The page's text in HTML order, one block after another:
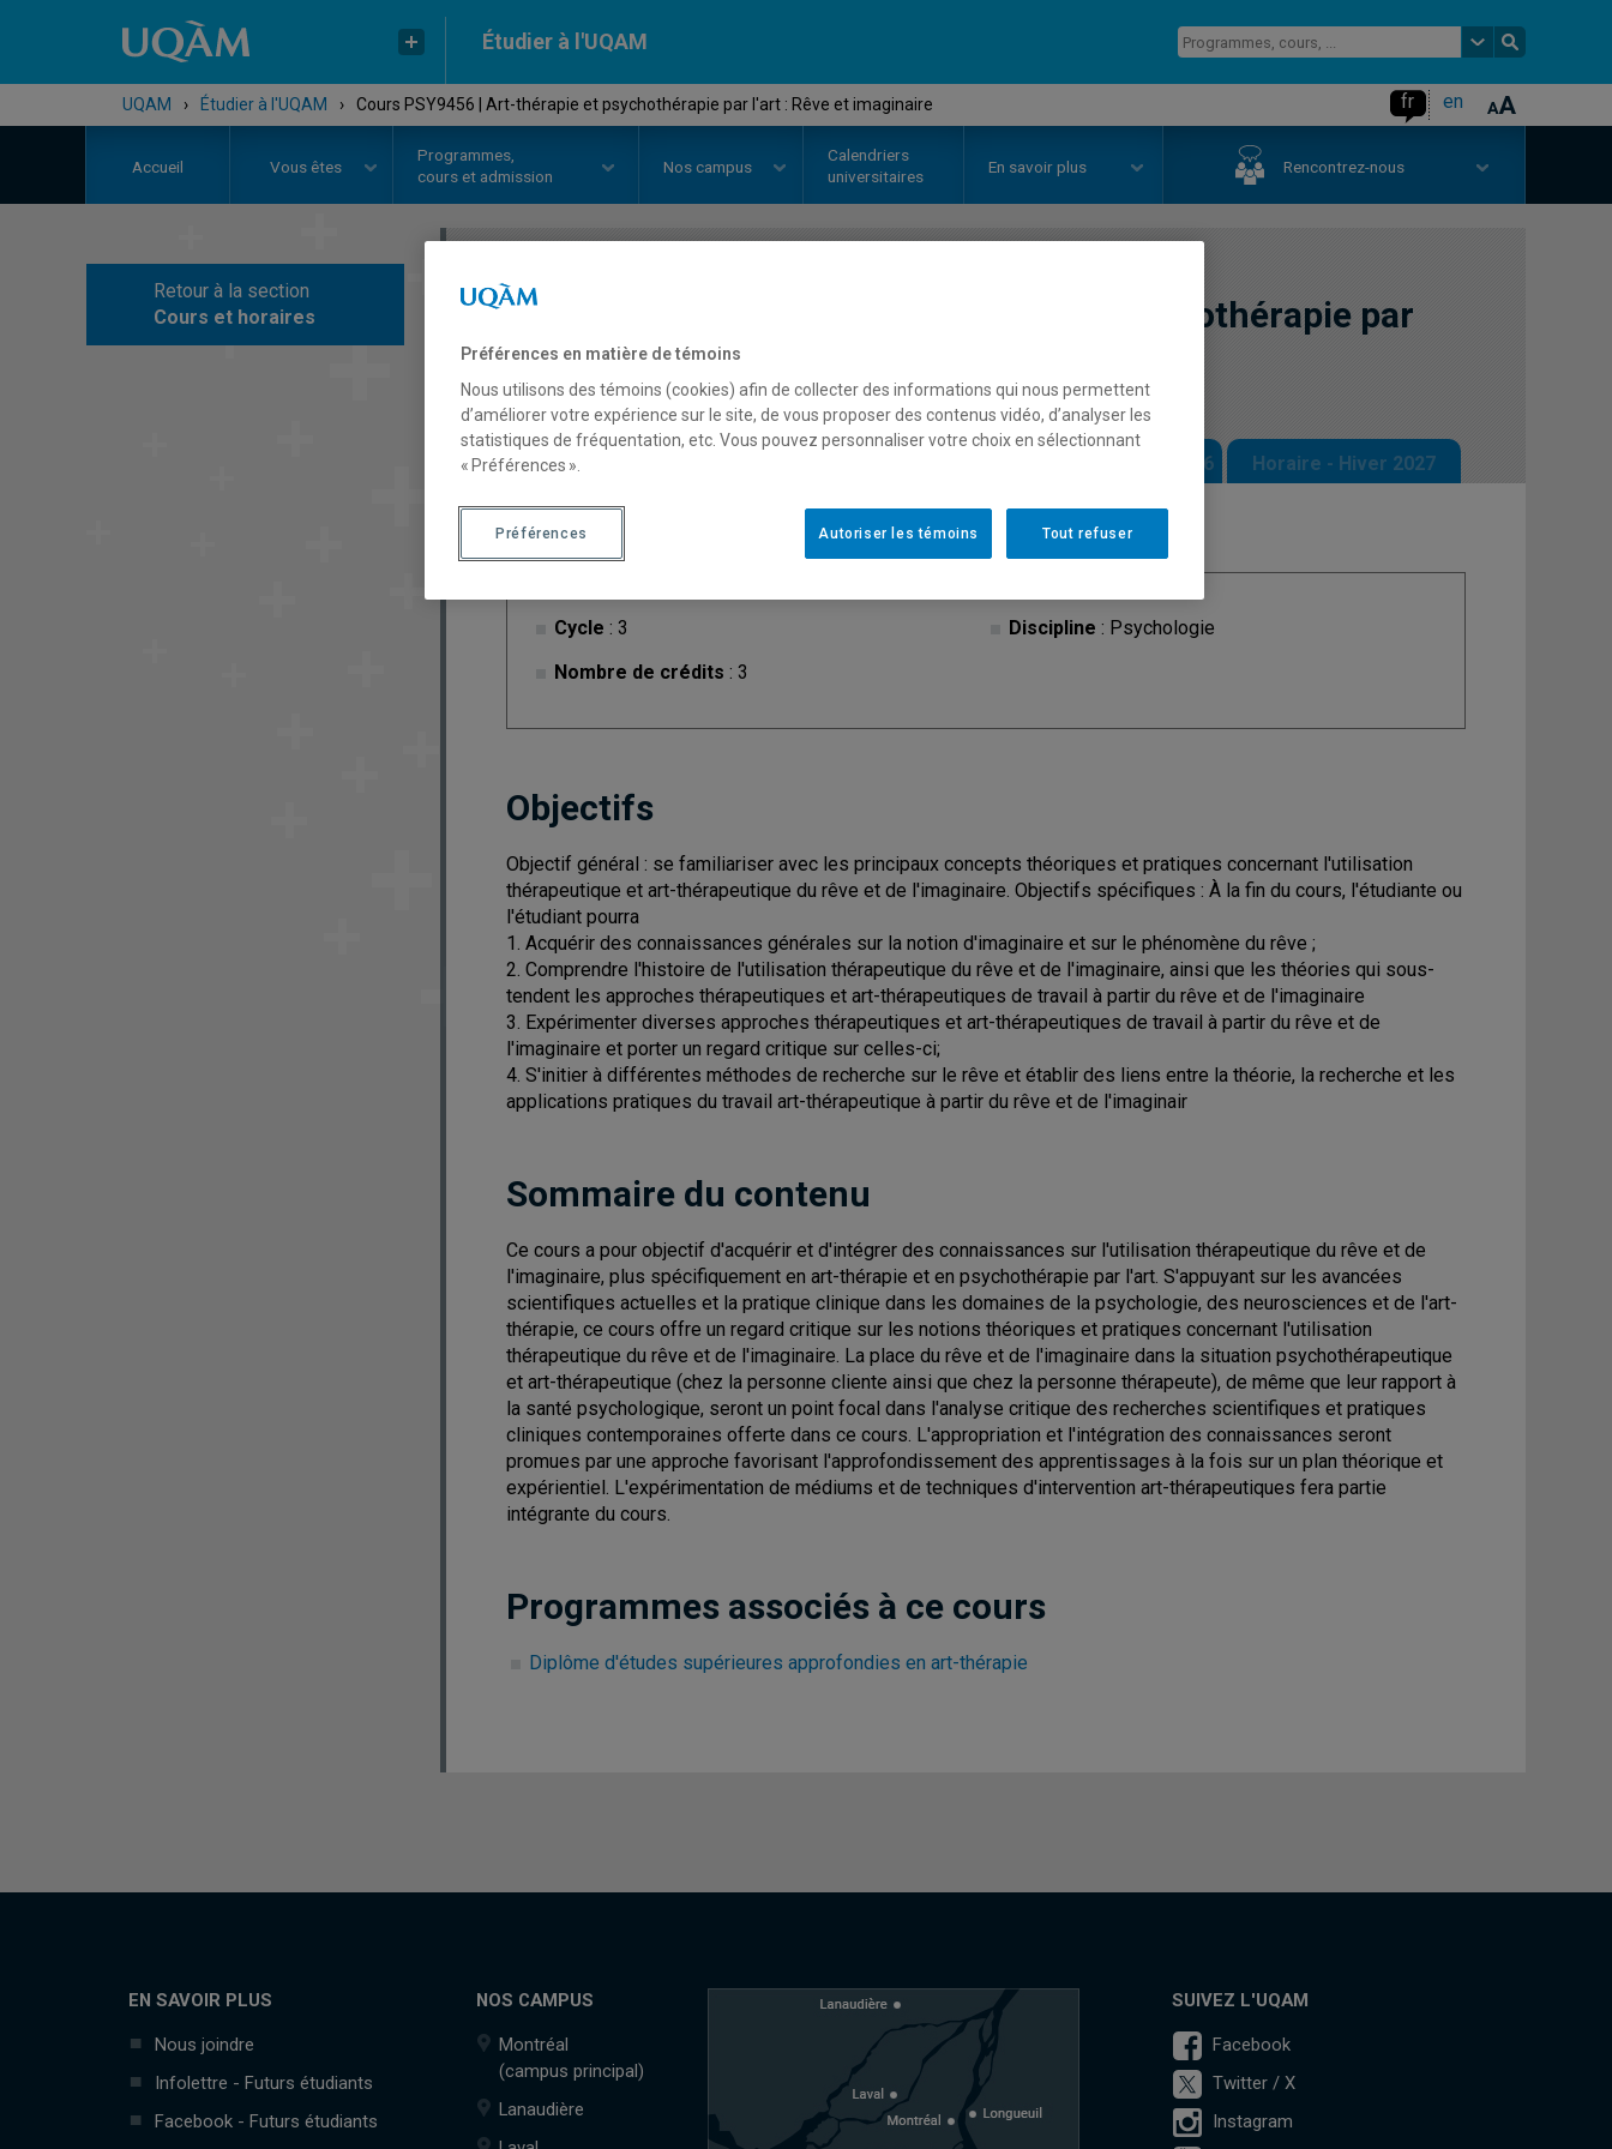
Étudier à l'UQAM
UQAM › Étudier à l'UQAM › Cours PSY9456 | Art-thérapie et psychothérapie par l'art : Rêve et imaginaire fr en
Accueil Vous êtes
Programmes,
cours et admission
Nos campus
Calendriers
universitaires
En savoir plus Rencontrez-nous
Retour à la section
Cours et horaires
COURS
Art-thérapie et psychothérapie par
l'art : Rêve et imaginaire
Description Horaire - Automne 2026 Horaire - Hiver 2027
Cycle : 3
Nombre de crédits : 3
Discipline : Psychologie
Objectifs
Objectif général : se familiariser avec les principaux concepts théoriques et pratiques concernant l'utilisation
thérapeutique et art-thérapeutique du rêve et de l'imaginaire. Objectifs spécifiques : À la fin du cours, l'étudiante ou
l'étudiant pourra
1. Acquérir des connaissances générales sur la notion d'imaginaire et sur le phénomène du rêve ;
2. Comprendre l'histoire de l'utilisation thérapeutique du rêve et de l'imaginaire, ainsi que les théories qui sous-
tendent les approches thérapeutiques et art-thérapeutiques de travail à partir du rêve et de l'imaginaire
3. Expérimenter diverses approches thérapeutiques et art-thérapeutiques de travail à partir du rêve et de
l'imaginaire et porter un regard critique sur celles-ci;
4. S'initier à différentes méthodes de recherche sur le rêve et établir des liens entre la théorie, la recherche et les
applications pratiques du travail art-thérapeutique à partir du rêve et de l'imaginair
Sommaire du contenu
Ce cours a pour objectif d'acquérir et d'intégrer des connaissances sur l'utilisation thérapeutique du rêve et de
l'imaginaire, plus spécifiquement en art-thérapie et en psychothérapie par l'art. S'appuyant sur les avancées
scientifiques actuelles et la pratique clinique dans les domaines de la psychologie, des neurosciences et de l'art-
thérapie, ce cours offre un regard critique sur les notions théoriques et pratiques concernant l'utilisation
thérapeutique du rêve et de l'imaginaire. La place du rêve et de l'imaginaire dans la situation psychothérapeutique
et art-thérapeutique (chez la personne cliente ainsi que chez la personne thérapeute), de même que leur rapport à
la santé psychologique, seront un point focal dans l'analyse critique des recherches scientifiques et pratiques
cliniques contemporaines offerte dans ce cours. L'appropriation et l'intégration des connaissances seront
promues par une approche favorisant l'approfondissement des apprentissages à la fois sur un plan théorique et
expérientiel. L'expérimentation de médiums et de techniques d'intervention art-thérapeutiques fera partie
intégrante du cours.
Programmes associés à ce cours
Diplôme d'études supérieures approfondies en art-thérapie
EN SAVOIR PLUS
Nous joindre
Infolettre - Futurs étudiants
Facebook - Futurs étudiants
NOS CAMPUS
Montréal
(campus principal)
Lanaudière
SUIVEZ L'UQAM
Facebook
Twitter / X
Instagram
Préférences en matière de témoins
Nous utilisons des témoins (cookies) afin de collecter des informations qui nous permettent
d’améliorer votre expérience sur le site, de vous proposer des contenus vidéo, d’analyser les
statistiques de fréquentation, etc. Vous pouvez personnaliser votre choix en sélectionnant
« Préférences ».
Tout refuser
Autoriser les témoins
Préférences